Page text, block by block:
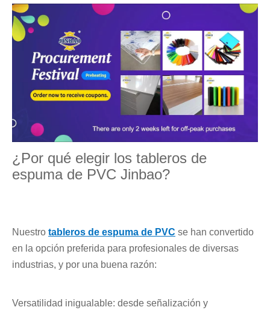
¿Por qué elegir los tableros de
espuma de PVC Jinbao?
Nuestro tableros de espuma de PVC se han convertido
en la opción preferida para profesionales de diversas
industrias, y por una buena razón:
Versatilidad inigualable: desde señalización y